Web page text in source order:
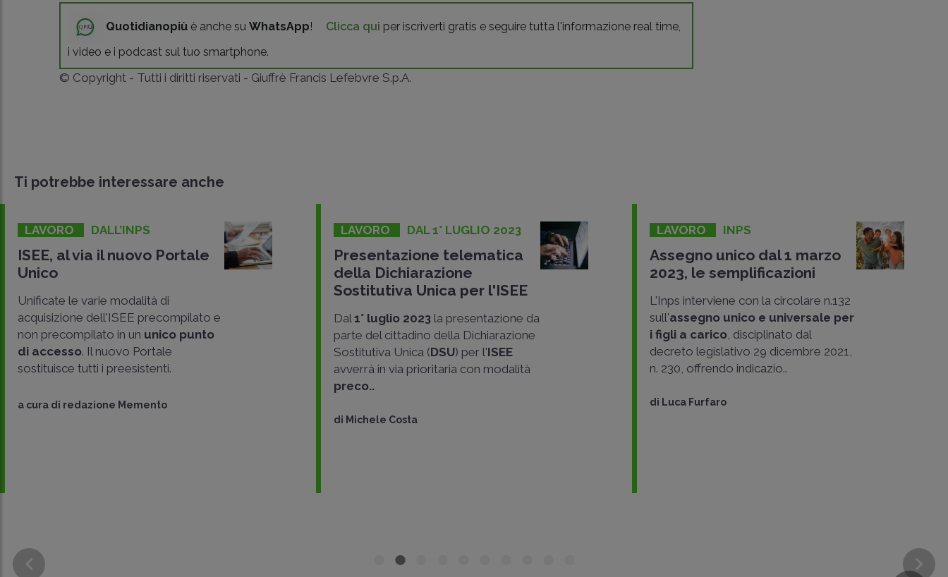
CONDIVIDI
Quotidianopiù è anche suWhatsApp! Clicca qui per iscriverti gratis e seguire tutta l'informazione real time,
i video e i podcast sul tuo smartphone.
© Copyright - Tutti i diritti riservati - Giuffrè Francis Lefebvre S.p.A.
Ti potrebbe interessare anche
LAVORO DALL’INPS
ISEE, al via il nuovo Portale
Unico
Unificate le varie modalità di
acquisizione dell'ISEE precompilato e
non precompilato in un unico punto
di accesso. Il nuovo Portale
sostituisce tutti i preesistenti.
a cura di redazione Memento
LAVORO DAL 1° LUGLIO 2023
Presentazione telematica
della Dichiarazione
Sostitutiva Unica per l'ISEE
Dal1° luglio 2023 la presentazione da
parte del cittadino della Dichiarazione
Sostitutiva Unica (DSU) per l'ISEE
avverrà in via prioritaria con modalità
preco..
di Michele Costa
LAVORO INPS
Assegno unico dal 1 marzo
2023, le semplificazioni
L'Inps interviene con la circolare n.132
sull'assegno unico e universale per
i figli a carico, disciplinato dal
decreto legislativo 29 dicembre 2021,
n. 230, offrendo indicazio..
di Luca Furfaro